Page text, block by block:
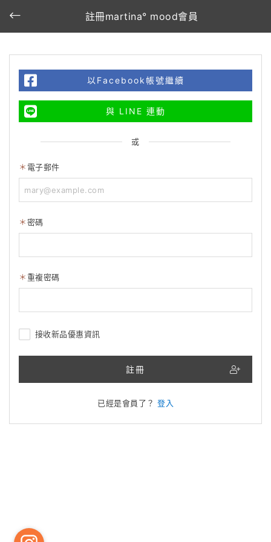
註冊martina° mood會員
以Facebook帳號繼續
與 LINE 連動
或
電子郵件
密碼
重複密碼
接收新品優惠資訊
註冊
已經是會員了？ 登入